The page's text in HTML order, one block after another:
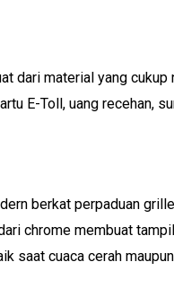
dari material yang cukup
E-Toll, uang recehan,
berkat perpaduan grille
chrome membuat
saat cuaca cerah maupun